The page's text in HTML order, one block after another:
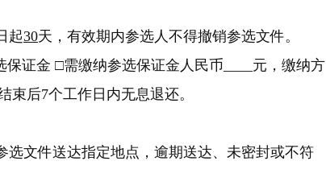
起30天，有效期内参选人不得撤销参选文件。
保证金 □需缴纳参选保证金人民币____元，缴纳方
束后7个工作日内无息退还。
选文件送达指定地点，逾期送达、未密封或不符